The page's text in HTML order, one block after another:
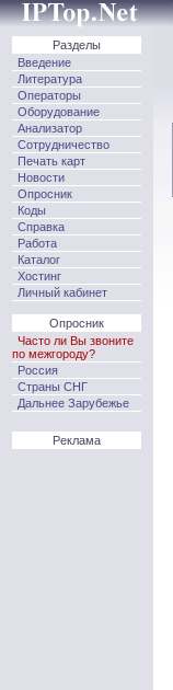
Разделы
Введение
Литература
Операторы
Оборудование
Анализатор
Сотрудничество
Печать карт
Новости
Опросник
Коды
Справка
Работа
Каталог
Хостинг
Личный кабинет
Опросник
Часто ли Вы звоните
по межгороду?
Россия
Страны СНГ
Дальнее Зарубежье
Реклама